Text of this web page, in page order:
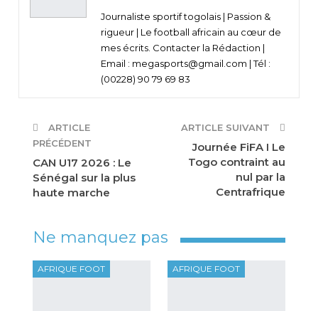
Journaliste sportif togolais | Passion &
rigueur | Le football africain au cœur de
mes écrits. Contacter la Rédaction |
Email : megasports@gmail.com | Tél :
(00228) 90 79 69 83
ARTICLE
PRÉCÉDENT
CAN U17 2026 : Le
Sénégal sur la plus
haute marche
ARTICLE SUIVANT
Journée FiFA I Le
Togo contraint au
nul par la
Centrafrique
Ne manquez pas
AFRIQUE FOOT AFRIQUE FOOT